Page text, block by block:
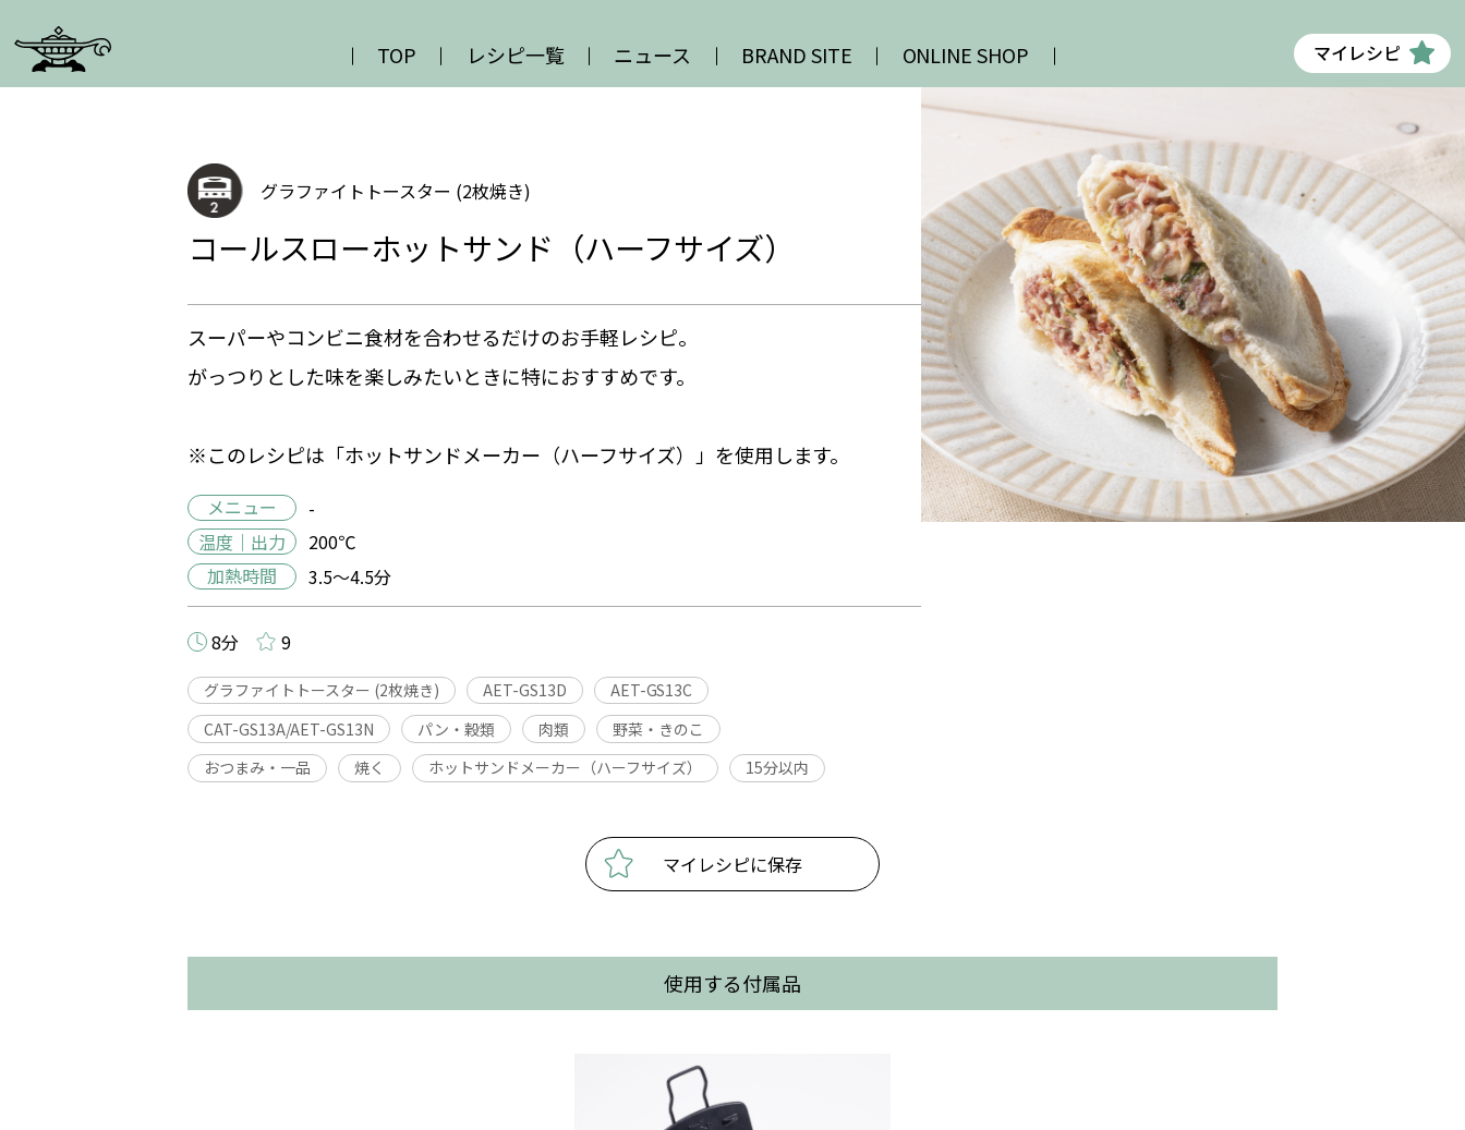
TOP レシピ一覧 ニュース BRAND SITE ONLINE SHOP マイレシピ
グラファイトトースター (2枚焼き)
コールスローホットサンド（ハーフサイズ）
スーパーやコンビニ食材を合わせるだけのお手軽レシピ。
がっつりとした味を楽しみたいときに特におすすめです。
※このレシピは「ホットサンドメーカー（ハーフサイズ）」を使用します。
メニュー
-
温度｜出力
200℃
加熱時間
3.5～4.5分
8分 9
グラファイトトースター (2枚焼き) AET-GS13D
AET-GS13C
CAT-GS13A/AET-GS13N
パン・穀類 肉類
野菜・きのこ
おつまみ・一品
焼く ホットサンドメーカー（ハーフサイズ） 15分以内
マイレシピに保存
使用する付属品